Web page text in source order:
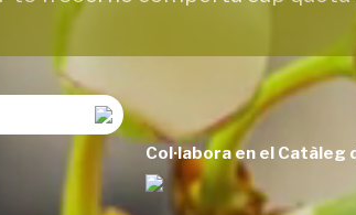
Col·labora en el